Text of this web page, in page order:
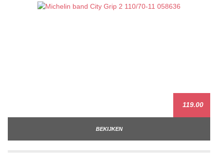
119.00
BEKIJKEN